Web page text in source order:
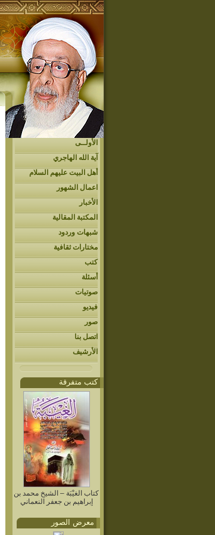
الأولــى
آية الله الهاجري
أهل البيت عليهم السلام
اعمال الشهور
الأخبار
المكتبة المقالية
شبهات وردود
مختارات ثقافية
كتب
أسئلة
صوتيات
فيديو
صور
اتصل بنا
الأرشيف
كتب متفرقة
كتاب الغيْبَة – الشيخ محمد بن
إبراهيم بن جعفر النعماني
معرض الصور